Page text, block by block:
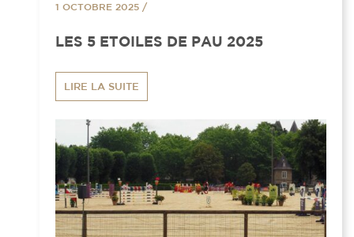
1 OCTOBRE 2025 /
LES 5 ETOILES DE PAU 2025
LIRE LA SUITE